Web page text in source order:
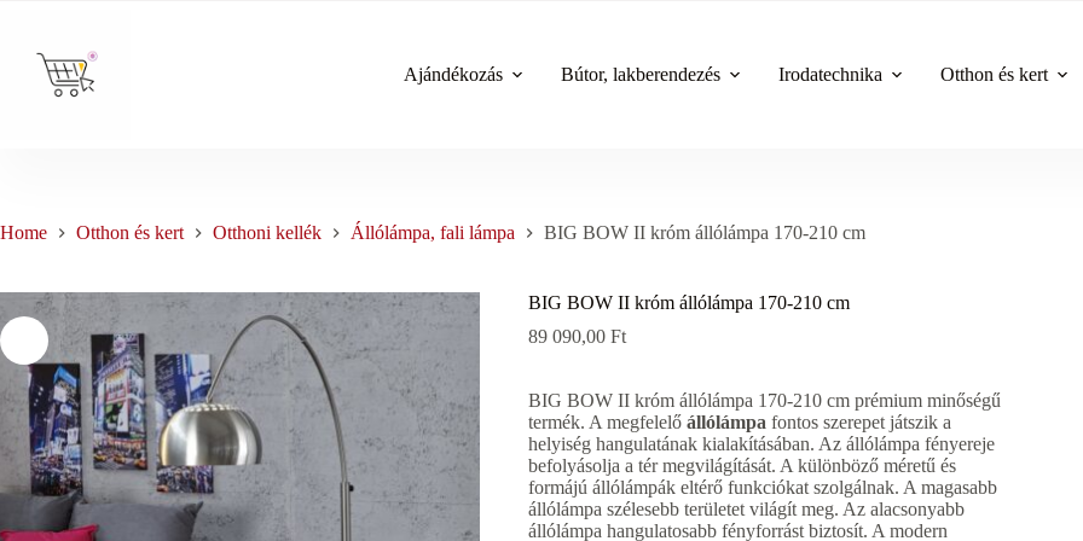
content
Ajándékozás
Bútor, lakberendezés Irodatechnika Otthon és kert
Home Otthon és kert Otthoni kellék Állólámpa, fali lámpa BIG BOW II króm állólámpa 170-210 cm
BIG BOW II króm állólámpa 170-210 cm
89 090,00Ft
BIG BOW II króm állólámpa 170-210 cm prémium minőségű
termék. A megfelelő állólámpa fontos szerepet játszik a
helyiség hangulatának kialakításában. Az állólámpa fényereje
befolyásolja a tér megvilágítását. A különböző méretű és
formájú állólámpák eltérő funkciókat szolgálnak. A magasabb
állólámpa szélesebb területet világít meg. Az alacsonyabb
állólámpa hangulatosabb fényforrást biztosít. A modern